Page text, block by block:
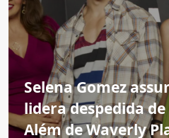
Selena Gomez
lidera despedida
Além de Waverly